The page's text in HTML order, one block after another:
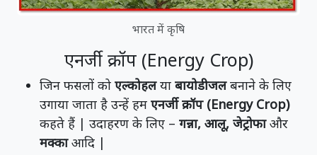
भारत में कृषि
एनर्जी क्रॉप (Energy Crop)
जिन फसलों को एल्कोहलया बायोडीजलबनाने के लिए
उगाया जाता है उन्हें हम एनर्जी क्रॉप (Energy Crop)
कहते हैं | उदाहरण के लिए – गन्ना, आलू, जेट्रोफाऔर
मक्काआदि |